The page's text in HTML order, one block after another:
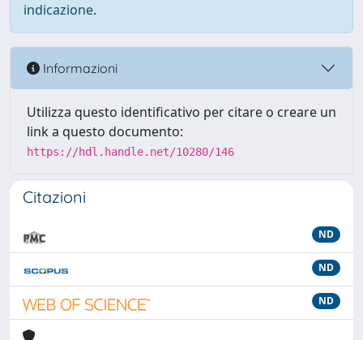
indicazione.
Informazioni
Utilizza questo identificativo per citare o creare un
link a questo documento:
https://hdl.handle.net/10280/146
Citazioni
ND
ND
ND